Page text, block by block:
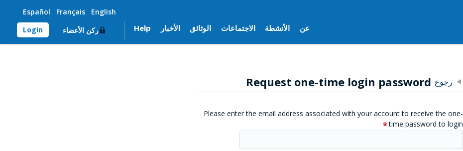
English
Français
Español
عن الأنشطة الاجتماعات الوثائق الأخبار Help ركن الأعضاء Login
رجوع Request one-time login password
Please enter the email address associated with your account to receive the one-
time password to login.